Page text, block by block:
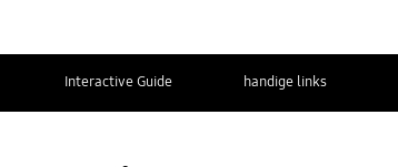
Interactive Guide handige links